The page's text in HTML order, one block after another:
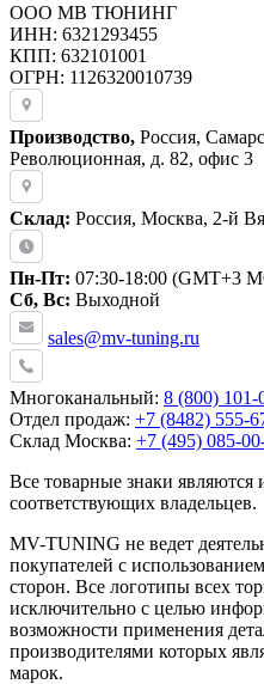
ООО МВ ТЮНИНГ
ИНН: 6321293455
КПП: 632101001
ОГРН: 1126320010739
Производство, Россия,
Революционная, д. 82, офис 3
Склад: Россия, Москва, 2-й
Пн-Пт: 07:30-18:00 (GMT+3
Сб, Вс: Выходной
sales@mv-tuning.ru
Многоканальный: 8 (800) 101-
Отдел продаж: +7 (8482) 555-
Склад Москва: +7 (495) 085-
Все товарные знаки
соответствующих владельцев.
MV-TUNING не ведет
покупателей с
сторон. Все логотипы всех
исключительно с целью
возможности применения
производителями которых
марок.